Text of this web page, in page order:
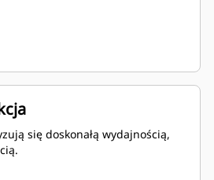
się doskonałą wydajnością,